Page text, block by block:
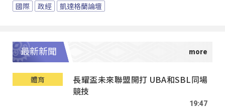
國際 政經 凱達格蘭論壇
最新新聞
體育
長耀盃未來聯盟開打 UBA和SBL同場
競技
19:47